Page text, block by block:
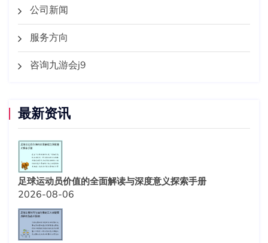
公司新闻
服务方向
咨询九游会j9
最新资讯
足球运动员价值的全面解读与深度意义探索手册
2026-08-06